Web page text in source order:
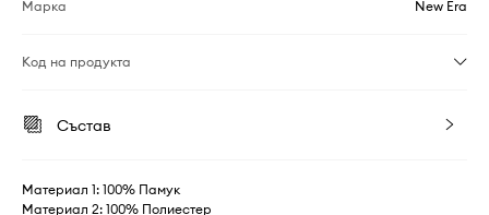
Марка New Era
Код на продукта
Състав
Материал 1: 100% Памук
Материал 2: 100% Полиестер